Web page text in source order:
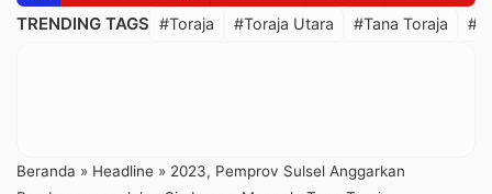
TRENDING TAGS #Toraja #Toraja Utara #Tana Toraja
Beranda » Headline » 2023, Pemprov Sulsel Anggarkan